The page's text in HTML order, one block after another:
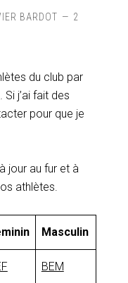
BARDOT
2
du club par
j’ai fait des
pour que je
jour au fur et à
athlètes.
Masculin
BEM